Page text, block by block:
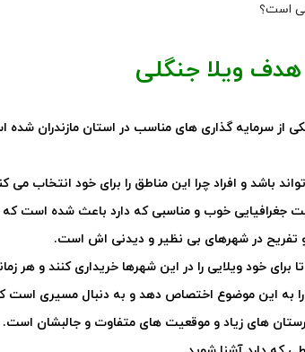
است؟
هدف ویلا جنگلی
از سرمایه گذاری های مناسب در استان مازندران
باشد و افراد چرا این مناطق را برای خود انتخاب
جغرافیایی خوب و مناسبی که دارد باعث شده است که
در شهرهای بی نظیر و دیدنی اش است.
خود ویلایی را در این شهرها خریداری کنند و هر
را به این موضوع اختصاص دهد و به دنبال مسیری
های زیاد و موقعیت های متفاوت و جالبشان است.